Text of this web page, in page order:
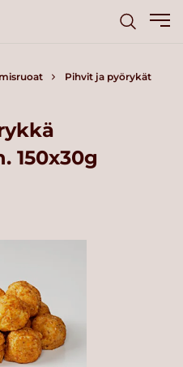
Pihvit ja pyörykät
150x30g